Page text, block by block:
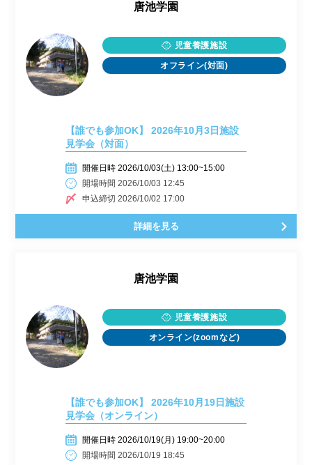
唐池学園
児童養護施設
オフライン(対面)
【誰でも参加OK】 2026年10月3日施設
見学会（対面）
開催日時 2026/10/03(土) 13:00~15:00
開場時間 2026/10/03 12:45
申込締切 2026/10/02 17:00
詳細を見る
唐池学園
児童養護施設
オンライン(zoomなど)
【誰でも参加OK】 2026年10月19日施設
見学会（オンライン）
開催日時 2026/10/19(月) 19:00~20:00
開場時間 2026/10/19 18:45